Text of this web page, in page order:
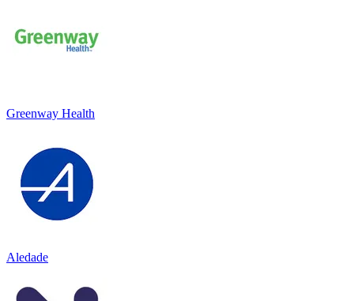
Greenway Health
Aledade